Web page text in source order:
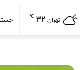
تهران ۳۲ ℃